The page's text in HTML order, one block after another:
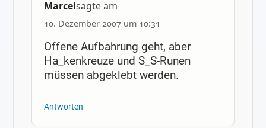
Marcelsagte am
10. Dezember 2007 um 10:31
Offene Aufbahrung geht, aber
Ha_kenkreuze und S_S-Runen
müssen abgeklebt werden.
Antworten